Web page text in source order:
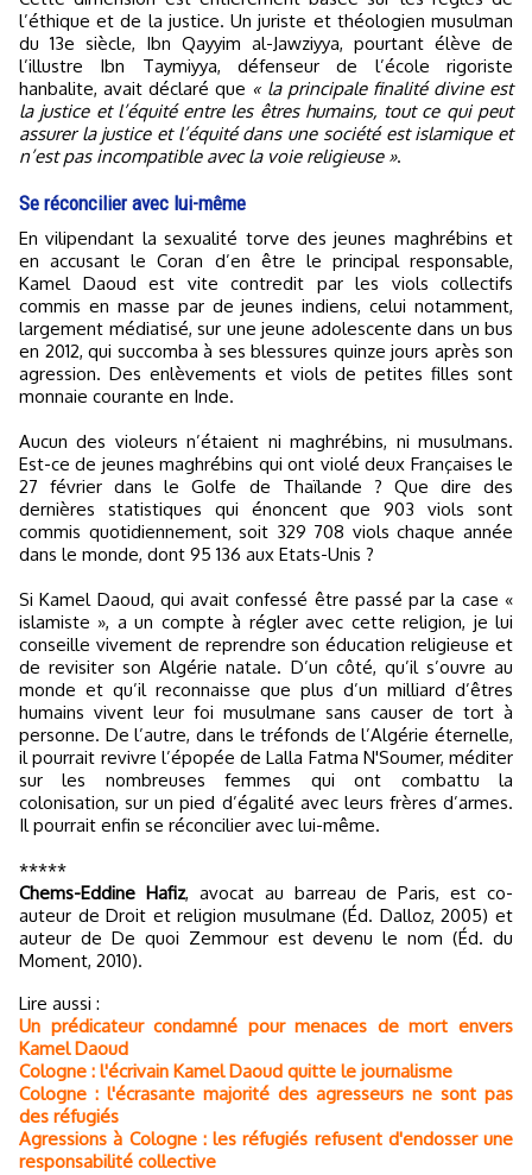
l’éthique et de la justice. Un juriste et théologien musulman
du 13e siècle, Ibn Qayyim al-Jawziyya, pourtant élève de
l’illustre Ibn Taymiyya, défenseur de l’école rigoriste
hanbalite, avait déclaré que « la principale finalité divine est
la justice et l’équité entre les êtres humains, tout ce qui peut
assurer la justice et l’équité dans une société est islamique et
n’est pas incompatible avec la voie religieuse ».
Se réconcilier avec lui-même
En vilipendant la sexualité torve des jeunes maghrébins et
en accusant le Coran d’en être le principal responsable,
Kamel Daoud est vite contredit par les viols collectifs
commis en masse par de jeunes indiens, celui notamment,
largement médiatisé, sur une jeune adolescente dans un bus
en 2012, qui succomba à ses blessures quinze jours après son
agression. Des enlèvements et viols de petites filles sont
monnaie courante en Inde.
Aucun des violeurs n’étaient ni maghrébins, ni musulmans.
Est-ce de jeunes maghrébins qui ont violé deux Françaises le
27 février dans le Golfe de Thaïlande ? Que dire des
dernières statistiques qui énoncent que 903 viols sont
commis quotidiennement, soit 329 708 viols chaque année
dans le monde, dont 95 136 aux Etats-Unis ?
Si Kamel Daoud, qui avait confessé être passé par la case «
islamiste », a un compte à régler avec cette religion, je lui
conseille vivement de reprendre son éducation religieuse et
de revisiter son Algérie natale. D’un côté, qu’il s’ouvre au
monde et qu’il reconnaisse que plus d’un milliard d’êtres
humains vivent leur foi musulmane sans causer de tort à
personne. De l’autre, dans le tréfonds de l’Algérie éternelle,
il pourrait revivre l’épopée de Lalla Fatma N'Soumer, méditer
sur les nombreuses femmes qui ont combattu la
colonisation, sur un pied d’égalité avec leurs frères d’armes.
Il pourrait enfin se réconcilier avec lui-même.
*****
Chems-Eddine Hafiz, avocat au barreau de Paris, est co-
auteur de Droit et religion musulmane (Éd. Dalloz, 2005) et
auteur de De quoi Zemmour est devenu le nom (Éd. du
Moment, 2010).
Lire aussi :
Un prédicateur condamné pour menaces de mort envers
Kamel Daoud
Cologne : l'écrivain Kamel Daoud quitte le journalisme
Cologne : l'écrasante majorité des agresseurs ne sont pas
des réfugiés
Agressions à Cologne : les réfugiés refusent d'endosser une
responsabilité collective